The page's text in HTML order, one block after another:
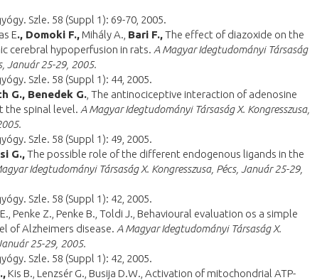
Szle. 58 (Suppl 1): 69-70, 2005.
E., Domoki F., Mihály A., Bari F.,The effect of diazoxide on the
cerebral hypoperfusion in rats. A Magyar Idegtudományi Társaság
Január 25-29, 2005.
Szle. 58 (Suppl 1): 44, 2005.
G., Benedek G. , The antinociceptive interaction of adenosine
the spinal level. A Magyar Idegtudományi Társaság X. Kongresszusa,
Szle. 58 (Suppl 1): 49, 2005.
G.,The possible role of the different endogenous ligands in the
Idegtudományi Társaság X. Kongresszusa, Pécs, Január 25-29,
Szle. 58 (Suppl 1): 42, 2005.
Penke Z., Penke B., Toldi J., Behavioural evaluation os a simple
of Alzheimers disease. A Magyar Idegtudományi Társaság X.
25-29, 2005.
Szle. 58 (Suppl 1): 42, 2005.
Kis B., Lenzsér G., Busija D.W., Activation of mitochondrial ATP-